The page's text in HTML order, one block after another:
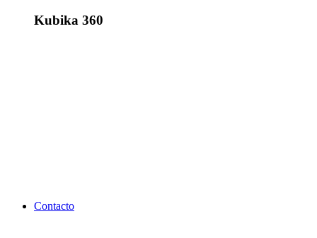
Kubika 360
Contacto